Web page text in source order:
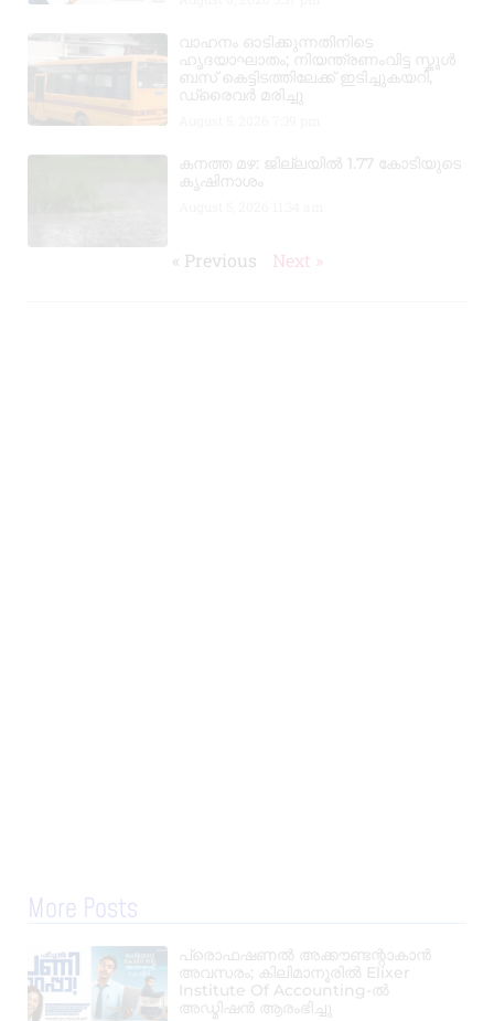
വാഹനം ഓടിക്കുന്നതിനിടെ
ഹൃദയാഘാതം; നിയന്ത്രണംവിട്ട സ്കൂൾ
ബസ് കെട്ടിടത്തിലേക്ക് ഇടിച്ചുകയറി,
ഡ്രൈവർ മരിച്ചു
കനത്ത മഴ: ജില്ലയിൽ 1.77 കോടിയുടെ
കൃഷിനാശം
« Previous Next »
More Posts
പ്രൊഫഷണൽ അക്കൗണ്ടന്റാകാൻ
അവസരം; കിലിമാനൂരിൽ Elixer
Institute Of Accounting-ൽ
അഡ്മിഷൻ ആരംഭിച്ചു